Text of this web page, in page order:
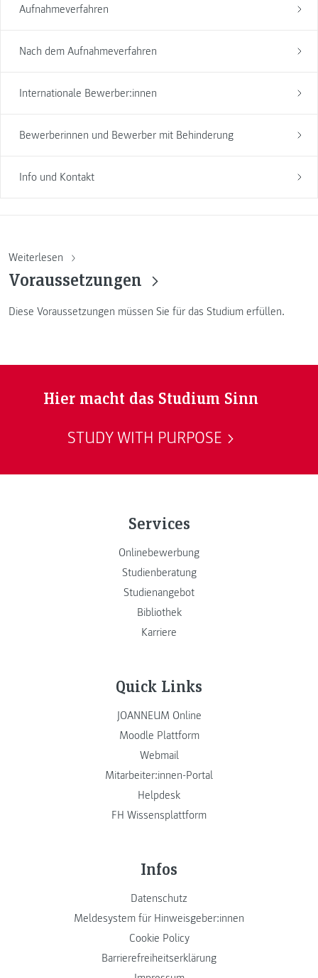
Aufnahmeverfahren
Nach dem Aufnahmeverfahren
Internationale Bewerber:innen
Bewerberinnen und Bewerber mit Behinderung
Info und Kontakt
Weiterlesen
Voraussetzungen
Diese Voraussetzungen müssen Sie für das Studium erfüllen.
Hier macht das Studium Sinn
STUDY WITH PURPOSE
Services
Onlinebewerbung
Studienberatung
Studienangebot
Bibliothek
Karriere
Quick Links
JOANNEUM Online
Moodle Plattform
Webmail
Mitarbeiter:innen-Portal
Helpdesk
FH Wissensplattform
Infos
Datenschutz
Meldesystem für Hinweisgeber:innen
Cookie Policy
Barrierefreiheitserklärung